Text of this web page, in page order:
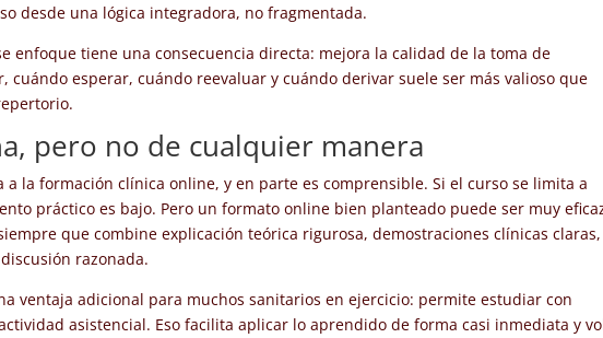
desde una lógica integradora, no fragmentada.
enfoque tiene una consecuencia directa: mejora la calidad de la toma de
cuándo esperar, cuándo reevaluar y cuándo derivar suele ser más valioso que
pero no de cualquier manera
a la formación clínica online, y en parte es comprensible. Si el curso se limita a
práctico es bajo. Pero un formato online bien planteado puede ser muy
que combine explicación teórica rigurosa, demostraciones clínicas claras,
razonada.
ventaja adicional para muchos sanitarios en ejercicio: permite estudiar con
asistencial. Eso facilita aplicar lo aprendido de forma casi inmediata y